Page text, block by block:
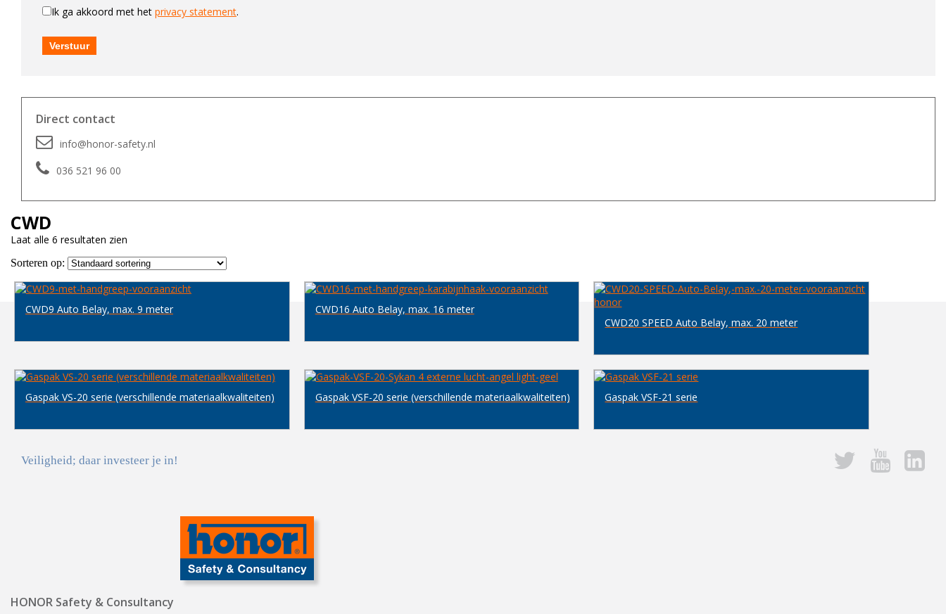
Ik ga akkoord met het privacy statement.
Direct contact
info@honor-safety.nl
036 521 96 00
CWD
Laat alle 6 resultaten zien
Sorteren op:
CWD9 Auto Belay, max. 9 meter
CWD16 Auto Belay, max. 16 meter
CWD20 SPEED Auto Belay, max. 20 meter
Gaspak VS-20 serie (verschillende materiaalkwaliteiten) Gaspak VSF-20 serie (verschillende materiaalkwaliteiten) Gaspak VSF-21 serie
Veiligheid; daar investeer je in!
HONOR Safety & Consultancy